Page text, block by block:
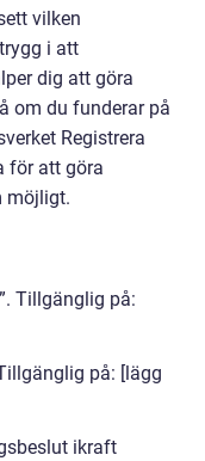
vilken
i att
dig att göra
om du funderar på
Registrera
för att göra
möjligt.
Tillgänglig på:
på: [lägg
ikraft